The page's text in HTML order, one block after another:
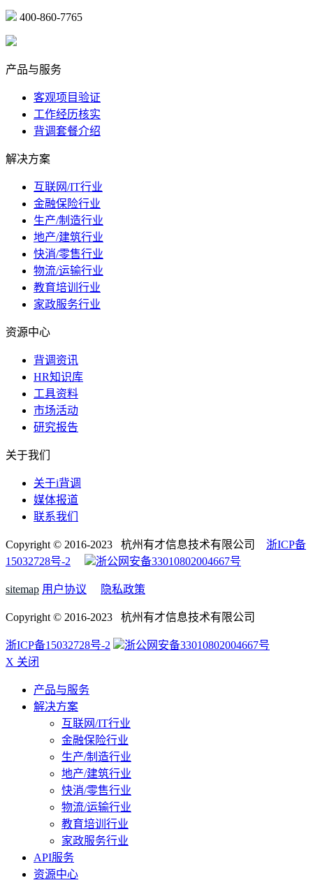
400-860-7765
产品与服务
客观项目验证
工作经历核实
背调套餐介绍
解决方案
互联网/IT行业
金融保险行业
生产/制造行业
地产/建筑行业
快消/零售行业
物流/运输行业
教育培训行业
家政服务行业
资源中心
背调资讯
HR知识库
工具资料
市场活动
研究报告
关于我们
关于i背调
媒体报道
联系我们
Copyright © 2016-2023 杭州有才信息技术有限公司 浙ICP备
15032728号-2
浙公网安备33010802004667号
sitemap 用户协议 隐私政策
Copyright © 2016-2023 杭州有才信息技术有限公司
浙ICP备15032728号-2
浙公网安备33010802004667号
X 关闭
产品与服务
解决方案
互联网/IT行业
金融保险行业
生产/制造行业
地产/建筑行业
快消/零售行业
物流/运输行业
教育培训行业
家政服务行业
API服务
资源中心